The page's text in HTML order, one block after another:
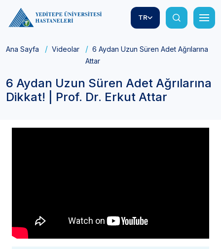
TR
Ana Sayfa Videolar
6 Aydan Uzun Süren Adet Ağrılarına
Attar
6 Aydan Uzun Süren Adet Ağrılarına
Dikkat! | Prof. Dr. Erkut Attar